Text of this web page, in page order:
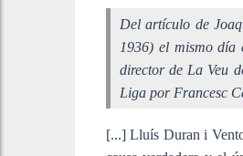
Del artículo de
1936) el mismo día
director de La Veu
Liga por Francesc
[...] Lluís Duran i